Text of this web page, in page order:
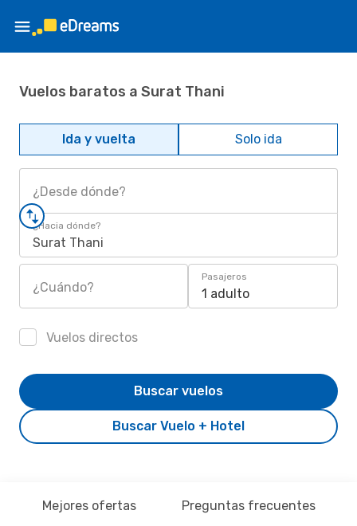
Vuelos baratos a Surat Thani
Ida y vuelta Solo ida
¿Desde dónde?
¿Hacia dónde?
Surat Thani
¿Cuándo?
Pasajeros
1 adulto
Vuelos directos
Buscar Vuelo + Hotel
Buscar vuelos
Mejores ofertas Preguntas frecuentes